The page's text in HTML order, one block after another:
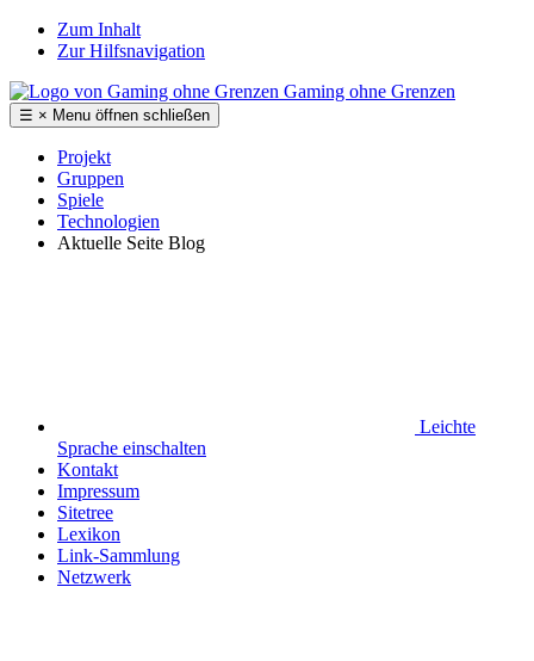
Zum Inhalt
Zur Hilfsnavigation
Gaming ohne Grenzen
☰ × Menu öffnen schließen
Projekt
Gruppen
Spiele
Technologien
Aktuelle Seite Blog
Leichte
Sprache einschalten
Kontakt
Impressum
Sitetree
Lexikon
Link-Sammlung
Netzwerk